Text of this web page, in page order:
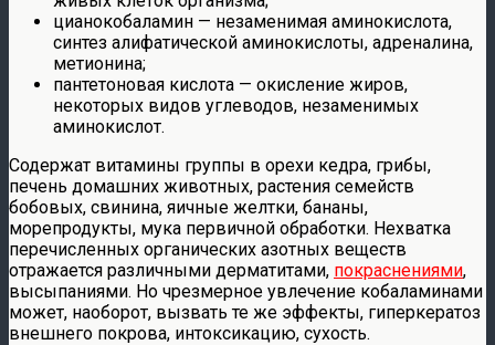
цианокобаламин — незаменимая аминокислота,
синтез алифатической аминокислоты, адреналина,
метионина;
пантетоновая кислота — окисление жиров,
некоторых видов углеводов, незаменимых
аминокислот.
Содержат витамины группы в орехи кедра, грибы,
печень домашних животных, растения семейств
бобовых, свинина, яичные желтки, бананы,
морепродукты, мука первичной обработки. Нехватка
перечисленных органических азотных веществ
отражается различными дерматитами, покраснениями,
высыпаниями. Но чрезмерное увлечение кобаламинами
может, наоборот, вызвать те же эффекты, гиперкератоз
внешнего покрова, интоксикацию, сухость.